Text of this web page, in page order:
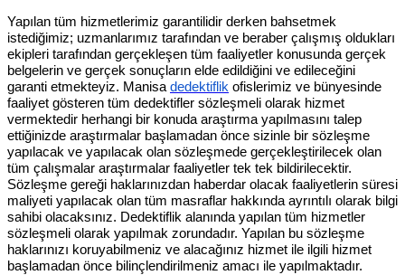
Yapılan tüm hizmetlerimiz garantilidir derken bahsetmek
istediğimiz; uzmanlarımız tarafından ve beraber çalışmış oldukları
ekipleri tarafından gerçekleşen tüm faaliyetler konusunda gerçek
belgelerin ve gerçek sonuçların elde edildiğini ve edileceğini
garanti etmekteyiz. Manisa dedektiflik ofislerimiz ve bünyesinde
faaliyet gösteren tüm dedektifler sözleşmeli olarak hizmet
vermektedir herhangi bir konuda araştırma yapılmasını talep
ettiğinizde araştırmalar başlamadan önce sizinle bir sözleşme
yapılacak ve yapılacak olan sözleşmede gerçekleştirilecek olan
tüm çalışmalar araştırmalar faaliyetler tek tek bildirilecektir.
Sözleşme gereği haklarınızdan haberdar olacak faaliyetlerin süresi
maliyeti yapılacak olan tüm masraflar hakkında ayrıntılı olarak bilgi
sahibi olacaksınız. Dedektiflik alanında yapılan tüm hizmetler
sözleşmeli olarak yapılmak zorundadır. Yapılan bu sözleşme
haklarınızı koruyabilmeniz ve alacağınız hizmet ile ilgili hizmet
başlamadan önce bilinçlendirilmeniz amacı ile yapılmaktadır.